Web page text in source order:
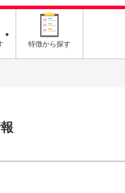
特徴から探す